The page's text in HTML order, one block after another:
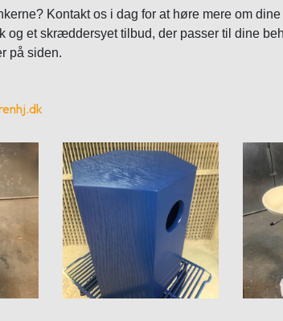
Kontakt os i dag for at høre mere om
og et skræddersyet tilbud, der passer til dine
på siden.